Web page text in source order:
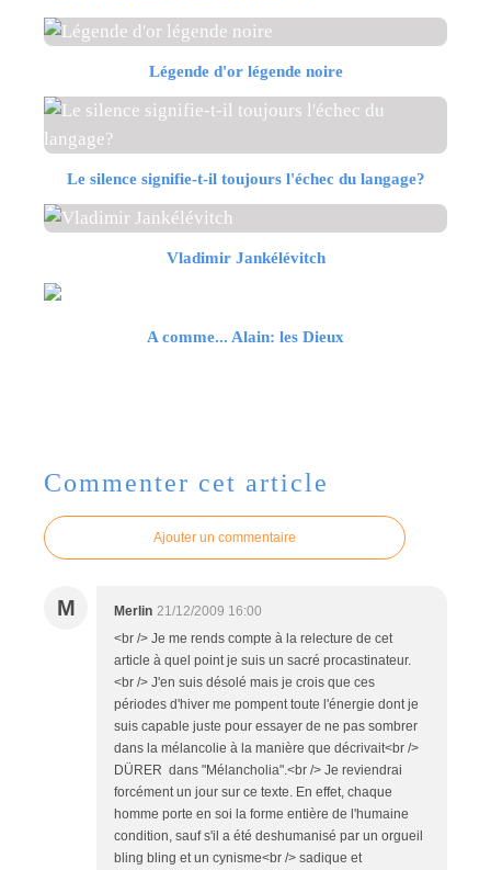
Légende d'or légende noire
Le silence signifie-t-il toujours l'échec du langage?
Vladimir Jankélévitch
A comme... Alain: les Dieux
Commenter cet article
Ajouter un commentaire
M Merlin 21/12/2009 16:00
<br /> Je me rends compte à la relecture de cet
article à quel point je suis un sacré procastinateur.
<br /> J'en suis désolé mais je crois que ces
périodes d'hiver me pompent toute l'énergie dont je
suis capable juste pour essayer de ne pas sombrer
dans la mélancolie à la manière que décrivait<br />
DÜRER dans "Mélancholia".<br /> Je reviendrai
forcément un jour sur ce texte. En effet, chaque
homme porte en soi la forme entière de l'humaine
condition, sauf s'il a été deshumanisé par un orgueil
bling bling et un cynisme<br /> sadique et